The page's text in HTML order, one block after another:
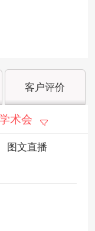
客户评价
术会
图文直播